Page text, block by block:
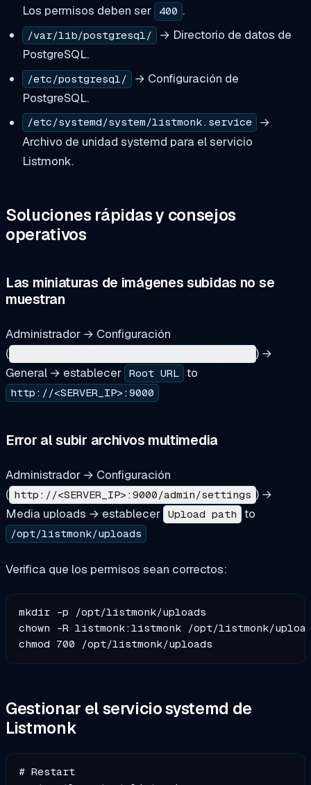
Los permisos deben ser 400 .
/var/lib/postgresql/
→ Directorio de datos de
PostgreSQL.
/etc/postgresql/
→ Configuración de
PostgreSQL.
/etc/systemd/system/listmonk.service
→
Archivo de unidad systemd para el servicio
Listmonk.
Soluciones rápidas y consejos
operativos
Las miniaturas de imágenes subidas no se
muestran
Administrador → Configuración
(
) →
General → establecer Root URL to
http://<SERVER_IP>:9000
Error al subir archivos multimedia
Administrador → Configuración
( http://<SERVER_IP>:9000/admin/settings ) →
Media uploads → establecer Upload path to
/opt/listmonk/uploads
Verifica que los permisos sean correctos:
mkdir -p /opt/listmonk/uploads
chown -R listmonk:listmonk /opt/listmonk/
Gestionar el servicio systemd de
Listmonk
# Restart